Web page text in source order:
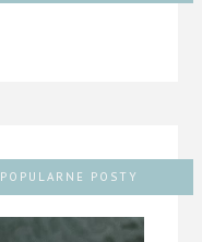
POPULARNE POSTY